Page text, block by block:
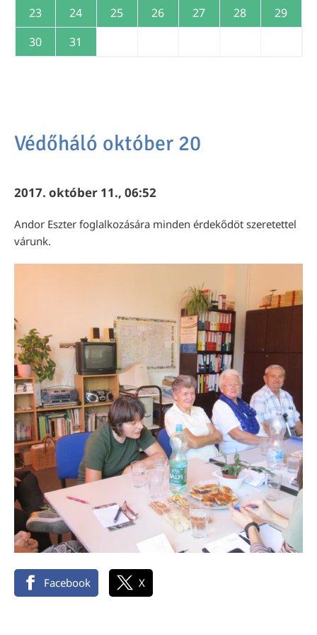
23
24 25 26 27 28
29
30
31
Védőháló október 20
2017. október 11., 06:52
Andor Eszter foglalkozására minden érdekődöt szeretettel
várunk.
Facebook X